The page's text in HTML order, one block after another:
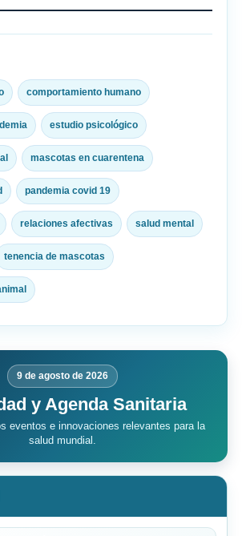
comportamiento humano
estudio psicológico
mascotas en cuarentena
pandemia covid 19
relaciones afectivas salud mental
tenencia de mascotas
9 de agosto de 2026
y Agenda Sanitaria
eventos e innovaciones relevantes para la
salud mundial.